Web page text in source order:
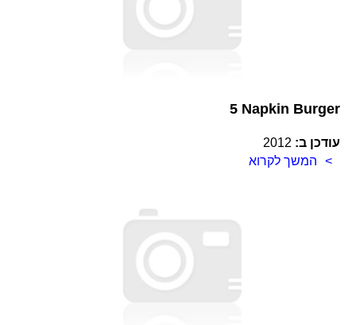
5 Napkin Burger
עודכן ב: 2012
המשך לקרוא